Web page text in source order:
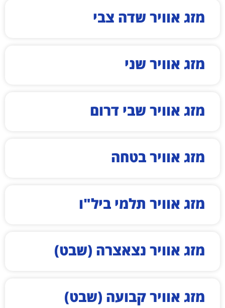
מזג אוויר שדה צבי
מזג אוויר שני
מזג אוויר שבי דרום
מזג אוויר בטחה
מזג אוויר תלמי ביל"ו
מזג אוויר נצאצרה (שבט)
מזג אוויר קבועה (שבט)